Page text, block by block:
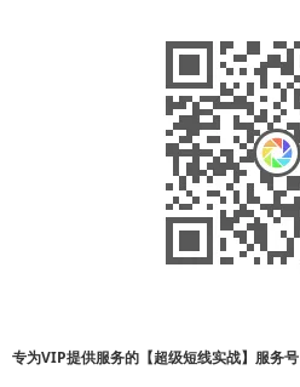
专为VIP提供服务的【超级短线实战】服务号